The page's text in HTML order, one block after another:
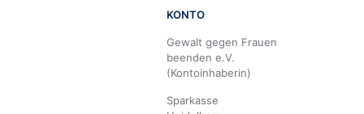
KONTO
Gewalt gegen Frauen
beenden e.V.
(Kontoinhaberin)
Sparkasse